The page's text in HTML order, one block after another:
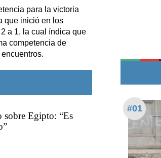
para la victoria
que inició en los
a 1, la cual índica que
competencia de
sobre Egipto: “Es
#01